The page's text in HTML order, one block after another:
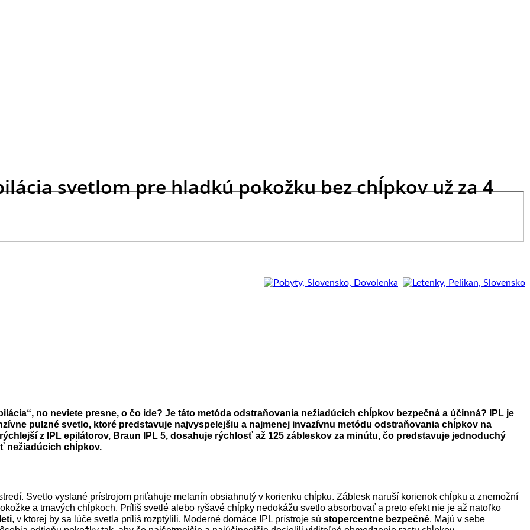
svetlom pre hladkú pokožku bez chĺpkov už za 4
no neviete presne, o čo ide? Je táto metóda odstraňovania nežiadúcich chĺpkov bezpečná a účinná? IPL je
pulzné svetlo, ktoré predstavuje najvyspelejšiu a najmenej invazívnu metódu odstraňovania chĺpkov na
z IPL epilátorov, Braun IPL 5, dosahuje rýchlosť až 125 zábleskov za minútu, čo predstavuje jednoduchý
nežiadúcich chĺpkov.
Svetlo vyslané prístrojom priťahuje melanín obsiahnutý v korienku chĺpku. Záblesk naruší korienok chĺpku a znemožní
a tmavých chĺpkoch. Príliš svetlé alebo ryšavé chĺpky nedokážu svetlo absorbovať a preto efekt nie je až natoľko
, v ktorej by sa lúče svetla príliš rozptýlili. Moderné domáce IPL prístroje sú stopercentne bezpečné. Majú v sebe